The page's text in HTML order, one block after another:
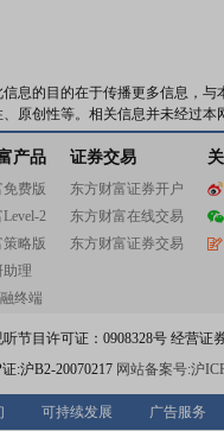
息的目的在于传播更多信息，
原创性等。相关信息并未经过
产品
免费版
2
策略版
理
终端
证券交易
东方财富证券开户
东方财富在线交易
东方财富证券交易
节目许可证：0908328号 经营证
:沪B2-20070217 网站备案号:沪
可持续发展 广告服务